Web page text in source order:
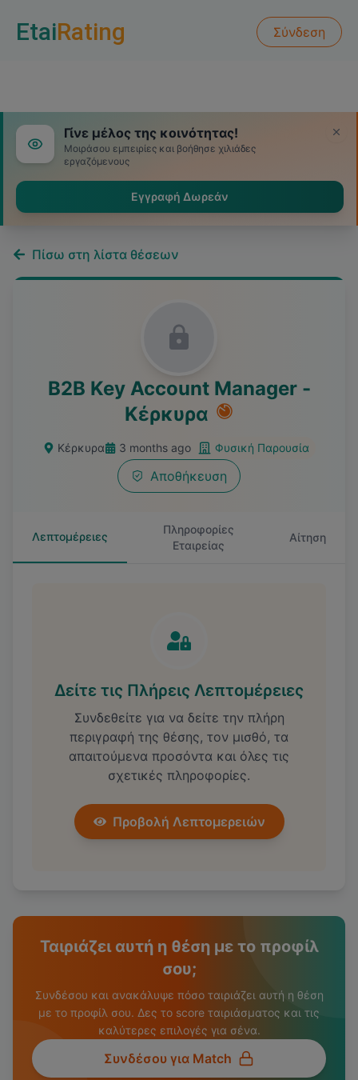
EtaiRating Σύνδεση
Γίνε μέλος της κοινότητας!
Μοιράσου εμπειρίες και βοήθησε χιλιάδες
εργαζόμενους
Εγγραφή Δωρεάν
Πίσω στη λίστα θέσεων
B2B Key Account Manager -
Κέρκυρα
Κέρκυρα 3 months ago Φυσική Παρουσία
Αποθήκευση
Λεπτομέρειες
Πληροφορίες
Εταιρείας
Αίτηση
Δείτε τις Πλήρεις Λεπτομέρειες
Συνδεθείτε για να δείτε την πλήρη
περιγραφή της θέσης, τον μισθό, τα
απαιτούμενα προσόντα και όλες τις
σχετικές πληροφορίες.
Προβολή Λεπτομερειών
Ταιριάζει αυτή η θέση με το προφίλ
σου;
Συνδέσου και ανακάλυψε πόσο ταιριάζει αυτή η θέση
με το προφίλ σου. Δες το score ταιριάσματος και τις
καλύτερες επιλογές για σένα.
Συνδέσου για Match